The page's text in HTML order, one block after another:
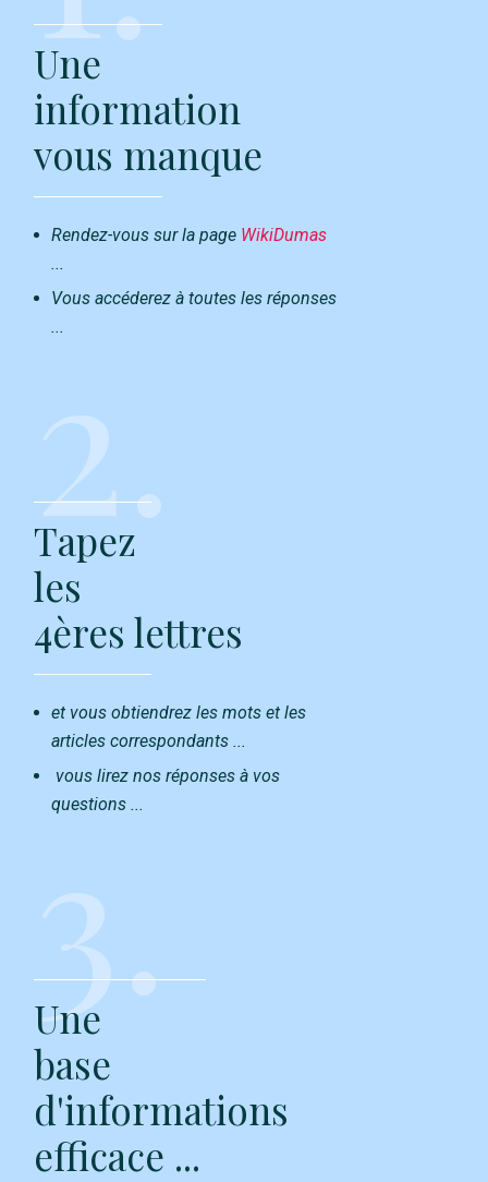
Une
information
vous manque
Rendez-vous sur la page WikiDumas
...
Vous accéderez à toutes les réponses
...
2.
Tapez
les
4ères lettres
et vous obtiendrez les mots et les
articles correspondants ...
vous lirez nos réponses à vos
questions ...
3.
Une
base
d'informations
efficace ...